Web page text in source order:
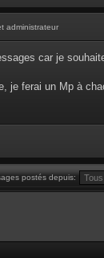
administrateur
car je
je ferai un Mp à
postés depuis: